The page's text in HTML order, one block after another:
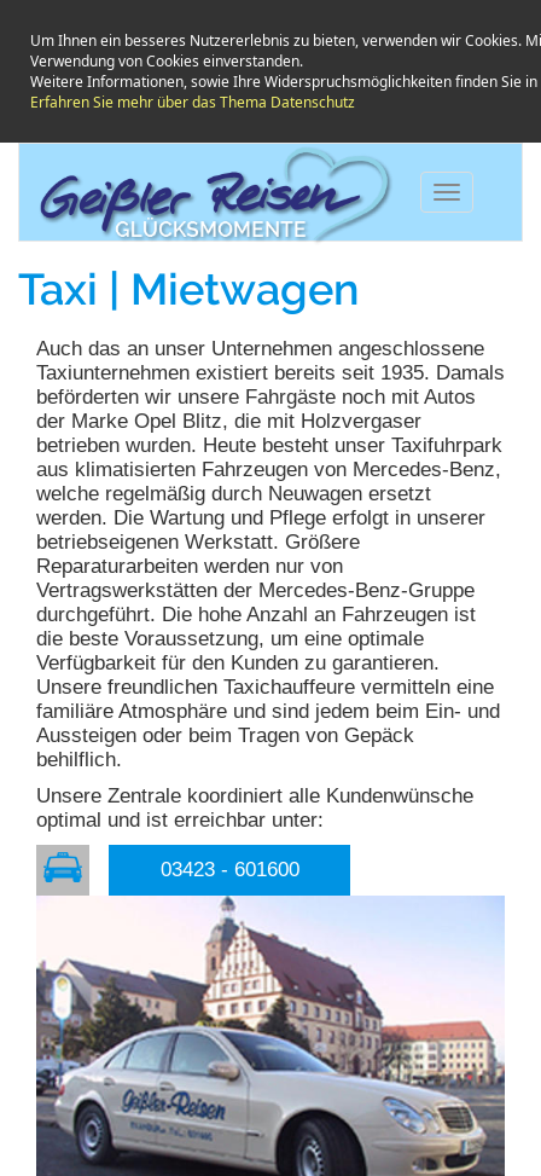
Toggle
navigation
Taxi | Mietwagen
Auch das an unser Unternehmen angeschlossene
Taxiunternehmen existiert bereits seit 1935. Damals
beförderten wir unsere Fahrgäste noch mit Autos
der Marke Opel Blitz, die mit Holzvergaser
betrieben wurden. Heute besteht unser Taxifuhrpark
aus klimatisierten Fahrzeugen von Mercedes-Benz,
welche regelmäßig durch Neuwagen ersetzt
werden. Die Wartung und Pflege erfolgt in unserer
betriebseigenen Werkstatt. Größere
Reparaturarbeiten werden nur von
Vertragswerkstätten der Mercedes-Benz-Gruppe
durchgeführt. Die hohe Anzahl an Fahrzeugen ist
die beste Voraussetzung, um eine optimale
Verfügbarkeit für den Kunden zu garantieren.
Unsere freundlichen Taxichauffeure vermitteln eine
familiäre Atmosphäre und sind jedem beim Ein- und
Aussteigen oder beim Tragen von Gepäck
behilflich.
Unsere Zentrale koordiniert alle Kundenwünsche
optimal und ist erreichbar unter:
03423 - 601600
Um Ihnen ein besseres Nutzererlebnis zu bieten, verwenden wir Cookies.
Verwendung von Cookies einverstanden.
Weitere Informationen, sowie Ihre Widerspruchsmöglichkeiten finden Sie
Erfahren Sie mehr über das Thema Datenschutz